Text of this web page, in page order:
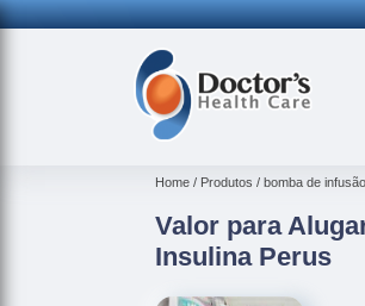
Home Produtos bomba de infusão
Valor para
Insulina Perus